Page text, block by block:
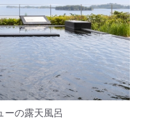
ーの露天風呂